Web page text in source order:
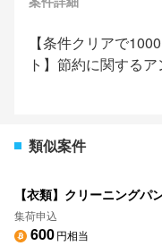
【条件クリアで
ト】節約に関するア
類似案件
【衣類】クリーニングパ
集荷申込
600円相当